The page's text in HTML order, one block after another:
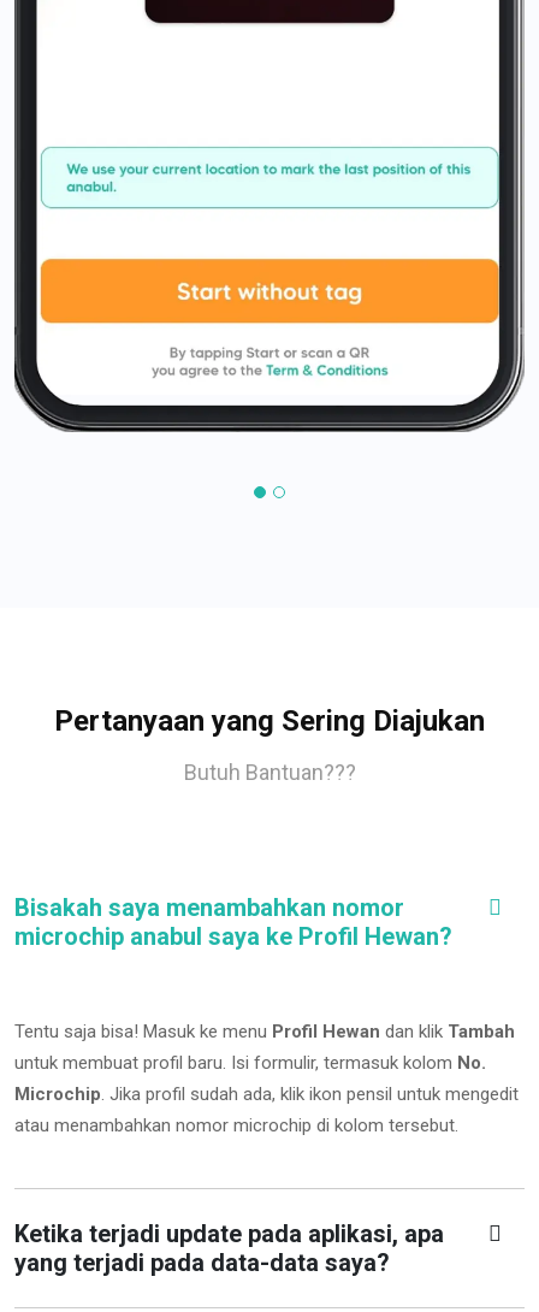
Pertanyaan yang Sering Diajukan
Butuh Bantuan???
Bisakah saya menambahkan nomor
microchip anabul saya ke Profil Hewan?
Tentu saja bisa! Masuk ke menu Profil Hewan dan klik Tambah
untuk membuat profil baru. Isi formulir, termasuk kolom No.
Microchip. Jika profil sudah ada, klik ikon pensil untuk mengedit
atau menambahkan nomor microchip di kolom tersebut.
Ketika terjadi update pada aplikasi, apa
yang terjadi pada data-data saya?